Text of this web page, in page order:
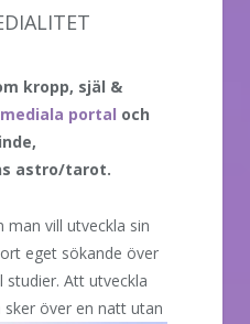
kropp, själ &
portal och
astro/tarot.
man vill utveckla sin
eget sökande över
studier. Att utveckla
sker över en natt utan